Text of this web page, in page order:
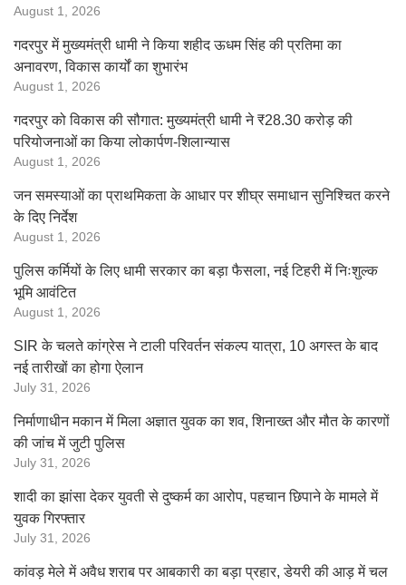
August 1, 2026
गदरपुर में मुख्यमंत्री धामी ने किया शहीद ऊधम सिंह की प्रतिमा का
अनावरण, विकास कार्यों का शुभारंभ
August 1, 2026
गदरपुर को विकास की सौगात: मुख्यमंत्री धामी ने ₹28.30 करोड़ की
परियोजनाओं का किया लोकार्पण-शिलान्यास
August 1, 2026
जन समस्याओं का प्राथमिकता के आधार पर शीघ्र समाधान सुनिश्चित करने
के दिए निर्देश
August 1, 2026
पुलिस कर्मियों के लिए धामी सरकार का बड़ा फैसला, नई टिहरी में निःशुल्क
भूमि आवंटित
August 1, 2026
SIR के चलते कांग्रेस ने टाली परिवर्तन संकल्प यात्रा, 10 अगस्त के बाद
नई तारीखों का होगा ऐलान
July 31, 2026
निर्माणाधीन मकान में मिला अज्ञात युवक का शव, शिनाख्त और मौत के कारणों
की जांच में जुटी पुलिस
July 31, 2026
शादी का झांसा देकर युवती से दुष्कर्म का आरोप, पहचान छिपाने के मामले में
युवक गिरफ्तार
July 31, 2026
कांवड़ मेले में अवैध शराब पर आबकारी का बड़ा प्रहार, डेयरी की आड़ में चल